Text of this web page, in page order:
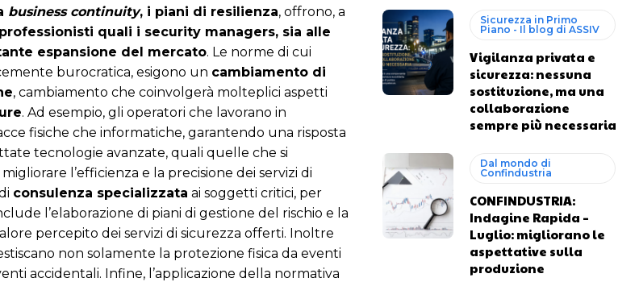
business continuity, i piani di resilienza, offrono, a
quali i security managers, sia alle
espansione del mercato. Le norme di cui
burocratica, esigono un cambiamento di
, cambiamento che coinvolgerà molteplici aspetti
. Ad esempio, gli operatori che lavorano in
fisiche che informatiche, garantendo una risposta
tecnologie avanzate, quali quelle che si
l’efficienza e la precisione dei servizi di
consulenza specializzata ai soggetti critici, per
l’elaborazione di piani di gestione del rischio e la
percepito dei servizi di sicurezza offerti. Inoltre
non solamente la protezione fisica da eventi
accidentali. Infine, l’applicazione della normativa
Sicurezza in Primo
Piano - Il blog di ASSIV
Vigilanza privata e
sicurezza: nessuna
sostituzione, ma una
collaborazione
sempre più necessaria
Dal mondo di
Confindustria
CONFINDUSTRIA:
Indagine Rapida –
Luglio: migliorano le
aspettative sulla
produzione